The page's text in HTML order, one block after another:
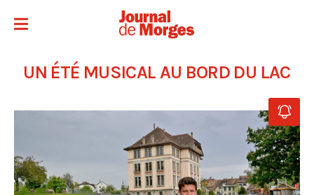
UN ÉTÉ MUSICAL AU BORD DU LAC